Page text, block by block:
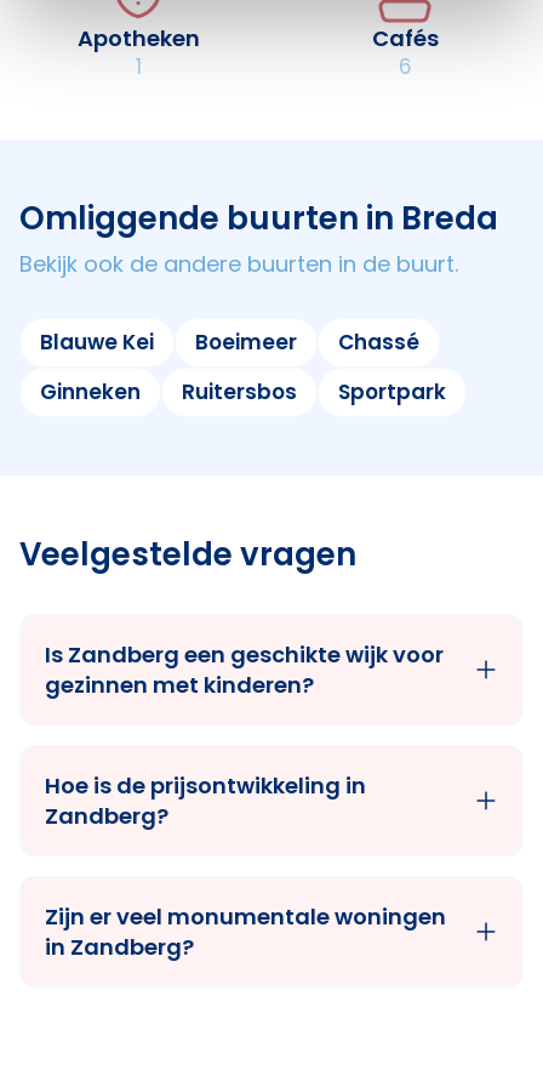
Apotheken
1
Cafés
6
Omliggende buurten in Breda
Bekijk ook de andere buurten in de buurt.
Blauwe Kei Boeimeer
Chassé
Ginneken
Ruitersbos Sportpark
Veelgestelde vragen
Is Zandberg een geschikte wijk voor
gezinnen met kinderen?
Hoe is de prijsontwikkeling in
Zandberg?
Zijn er veel monumentale woningen
in Zandberg?